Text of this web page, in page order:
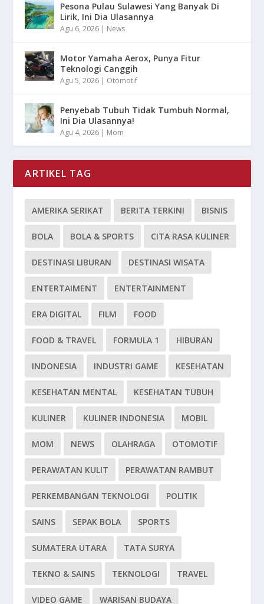
Pesona Pulau Sulawesi Yang Banyak Di
Lirik, Ini Dia Ulasannya
Agu 6, 2026 | News
Motor Yamaha Aerox, Punya Fitur
Teknologi Canggih
Agu 5, 2026 | Otomotif
Penyebab Tubuh Tidak Tumbuh Normal,
Ini Dia Ulasannya!
Agu 4, 2026 | Mom
ARTIKEL TAG
AMERIKA SERIKAT BERITA TERKINI BISNIS
BOLA BOLA & SPORTS CITA RASA KULINER
DESTINASI LIBURAN DESTINASI WISATA
ENTERTAIMENT ENTERTAINMENT
ERA DIGITAL FILM FOOD
FOOD & TRAVEL FORMULA 1 HIBURAN
INDONESIA INDUSTRI GAME KESEHATAN
KESEHATAN MENTAL KESEHATAN TUBUH
KULINER KULINER INDONESIA MOBIL
MOM NEWS OLAHRAGA OTOMOTIF
PERAWATAN KULIT PERAWATAN RAMBUT
PERKEMBANGAN TEKNOLOGI POLITIK
SAINS SEPAK BOLA SPORTS
SUMATERA UTARA TATA SURYA
TEKNO & SAINS TEKNOLOGI TRAVEL
VIDEO GAME WARISAN BUDAYA